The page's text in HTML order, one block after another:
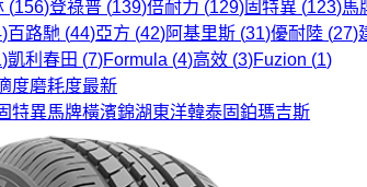
(156)登祿普 (139)倍耐力 (129)固特異 (123)馬
)百路馳 (44)亞方 (42)阿基里斯 (31)優耐陸 (27)
)凱利春田 (7)Formula (4)高效 (3)Fuzion (1)
度磨耗度最新
特異馬牌橫濱錦湖東洋韓泰固鉑瑪吉斯